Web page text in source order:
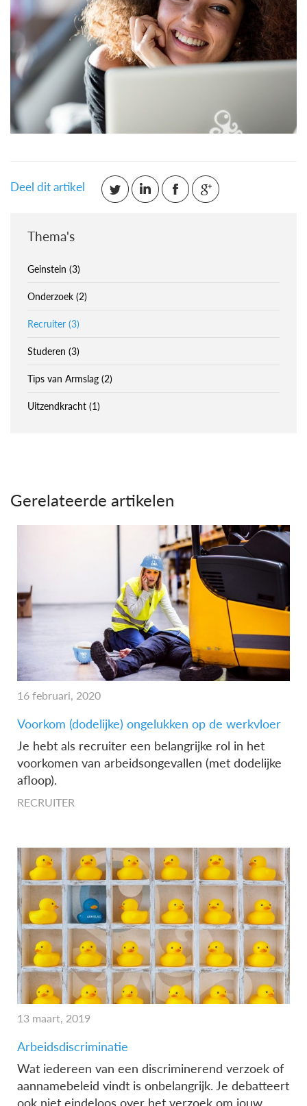
Deel dit artikel
Thema's
Geinstein (3)
Onderzoek (2)
Recruiter (3)
Studeren (3)
Tips van Armslag (2)
Uitzendkracht (1)
Gerelateerde artikelen
16 februari, 2020
Voorkom (dodelijke) ongelukken op de werkvloer
Je hebt als recruiter een belangrijke rol in het
voorkomen van arbeidsongevallen (met dodelijke
afloop).
RECRUITER
13 maart, 2019
Arbeidsdiscriminatie
Wat iedereen van een discriminerend verzoek of
aannamebeleid vindt is onbelangrijk. Je debatteert
ook niet eindeloos over het verzoek om jouw